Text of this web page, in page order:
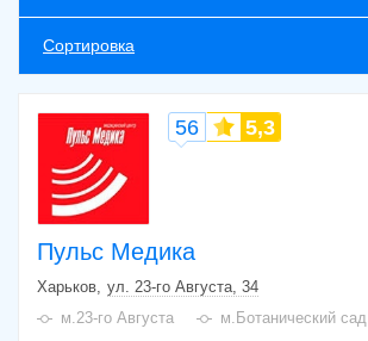
Сортировка
Пульс Медика
56 5,3
Харьков ул. 23-го Августа, 34
м.23-го Августа
м.Ботанический сад